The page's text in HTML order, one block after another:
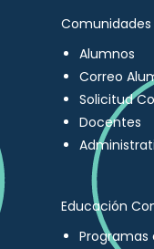
Comunidades
Alumnos
Correo
Solicitud
Docentes
Educación